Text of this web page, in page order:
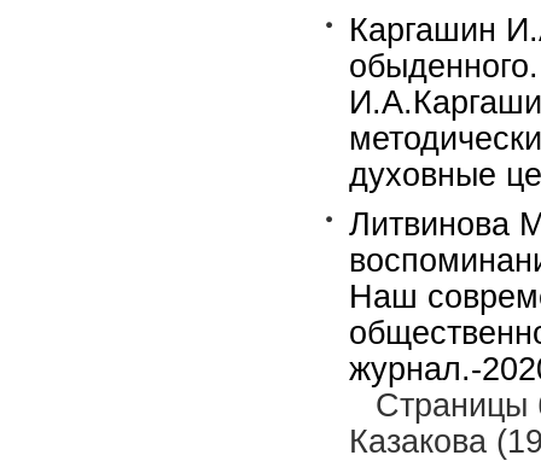
Каргашин
духовные
Литвинова
Наш
журнал.-
Страницы
Казакова